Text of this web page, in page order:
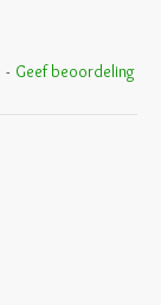
- Geef beoordeling